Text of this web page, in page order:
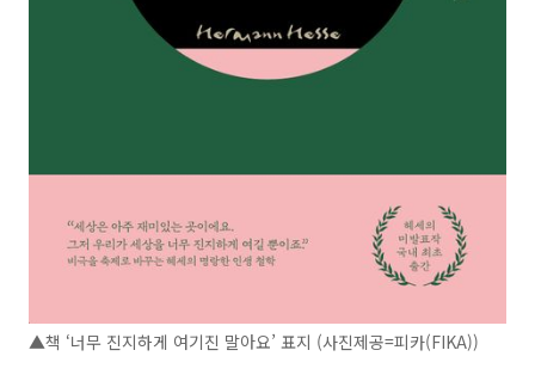
▲책 ‘너무 진지하게 여기진 말아요’ 표지 (사진제공=피카(FIKA))